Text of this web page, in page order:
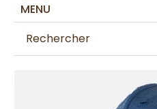
MENU